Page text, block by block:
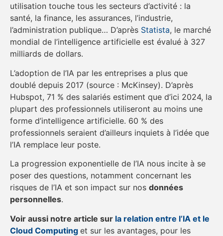
utilisation touche tous les secteurs d’activité : la
santé, la finance, les assurances, l’industrie,
l’administration publique… D’après Statista, le marché
mondial de l’intelligence artificielle est évalué à 327
milliards de dollars.
L’adoption de l’IA par les entreprises a plus que
doublé depuis 2017 (source : McKinsey). D’après
Hubspot, 71 % des salariés estiment que d’ici 2024, la
plupart des professionnels utiliseront au moins une
forme d’intelligence artificielle. 60 % des
professionnels seraient d’ailleurs inquiets à l’idée que
l’IA remplace leur poste.
La progression exponentielle de l’IA nous incite à se
poser des questions, notamment concernant les
risques de l’IA et son impact sur nos données
personnelles.
Voir aussi notre article sur la relation entre l’IA et le
Cloud Computing et sur les avantages, pour les